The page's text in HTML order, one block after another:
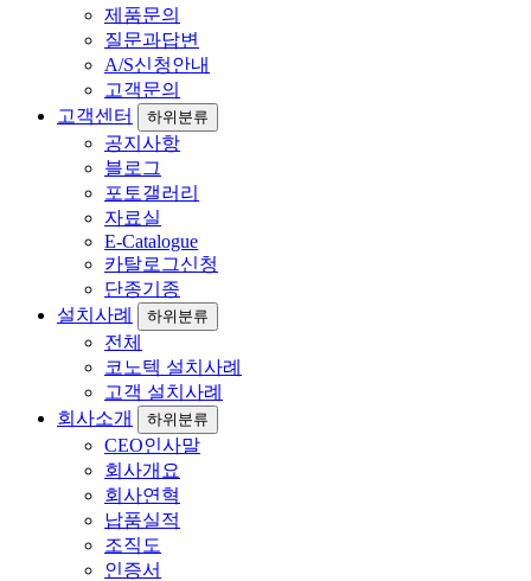
제품문의
질문과답변
A/S신청안내
고객문의
고객센터
하위분류
공지사항
블로그
포토갤러리
자료실
E-Catalogue
카탈로그신청
단종기종
설치사례
하위분류
전체
코노텍 설치사례
고객 설치사례
회사소개
하위분류
CEO인사말
회사개요
회사연혁
납품실적
조직도
인증서